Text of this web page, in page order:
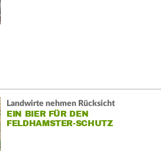
Landwirte nehmen Rücksicht
EIN BIER FÜR DEN
FELDHAMSTER-SCHUTZ